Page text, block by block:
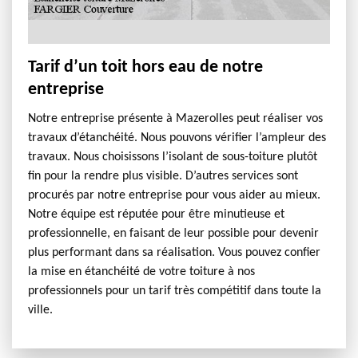
Tarif d’un toit hors eau de notre
entreprise
Notre entreprise présente à Mazerolles peut réaliser vos
travaux d’étanchéité. Nous pouvons vérifier l’ampleur des
travaux. Nous choisissons l’isolant de sous-toiture plutôt
fin pour la rendre plus visible. D’autres services sont
procurés par notre entreprise pour vous aider au mieux.
Notre équipe est réputée pour être minutieuse et
professionnelle, en faisant de leur possible pour devenir
plus performant dans sa réalisation. Vous pouvez confier
la mise en étanchéité de votre toiture à nos
professionnels pour un tarif très compétitif dans toute la
ville.